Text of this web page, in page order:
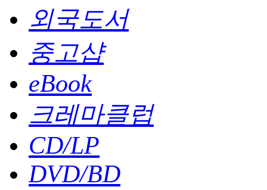
외국도서
중고샵
eBook
크레마클럽
CD/LP
DVD/BD